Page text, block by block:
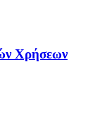
Χρήσεων